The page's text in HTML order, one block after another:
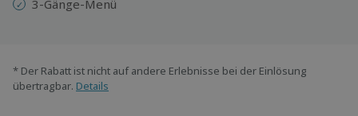
3-Gänge-Menü
* Der Rabatt ist nicht auf andere Erlebnisse bei der Einlösung
übertragbar. Details